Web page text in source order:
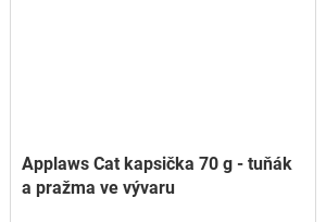
Applaws Cat kapsička 70 g - tuňák
a pražma ve vývaru